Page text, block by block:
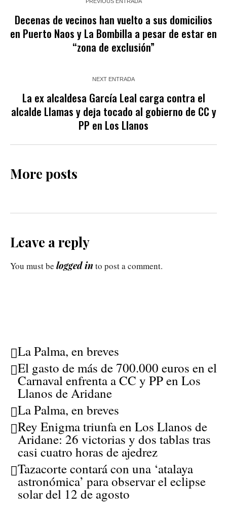
Decenas de vecinos han vuelto a sus domicilios
en Puerto Naos y La Bombilla a pesar de estar en
“zona de exclusión”
NEXT ENTRADA
La ex alcaldesa García Leal carga contra el
alcalde Llamas y deja tocado al gobierno de CC y
PP en Los Llanos
More posts
Leave a reply
You must be logged in to post a comment.
La Palma, en breves
El gasto de más de 700.000 euros en el
Carnaval enfrenta a CC y PP en Los
Llanos de Aridane
La Palma, en breves
Rey Enigma triunfa en Los Llanos de
Aridane: 26 victorias y dos tablas tras
casi cuatro horas de ajedrez
Tazacorte contará con una ‘atalaya
astronómica’ para observar el eclipse
solar del 12 de agosto